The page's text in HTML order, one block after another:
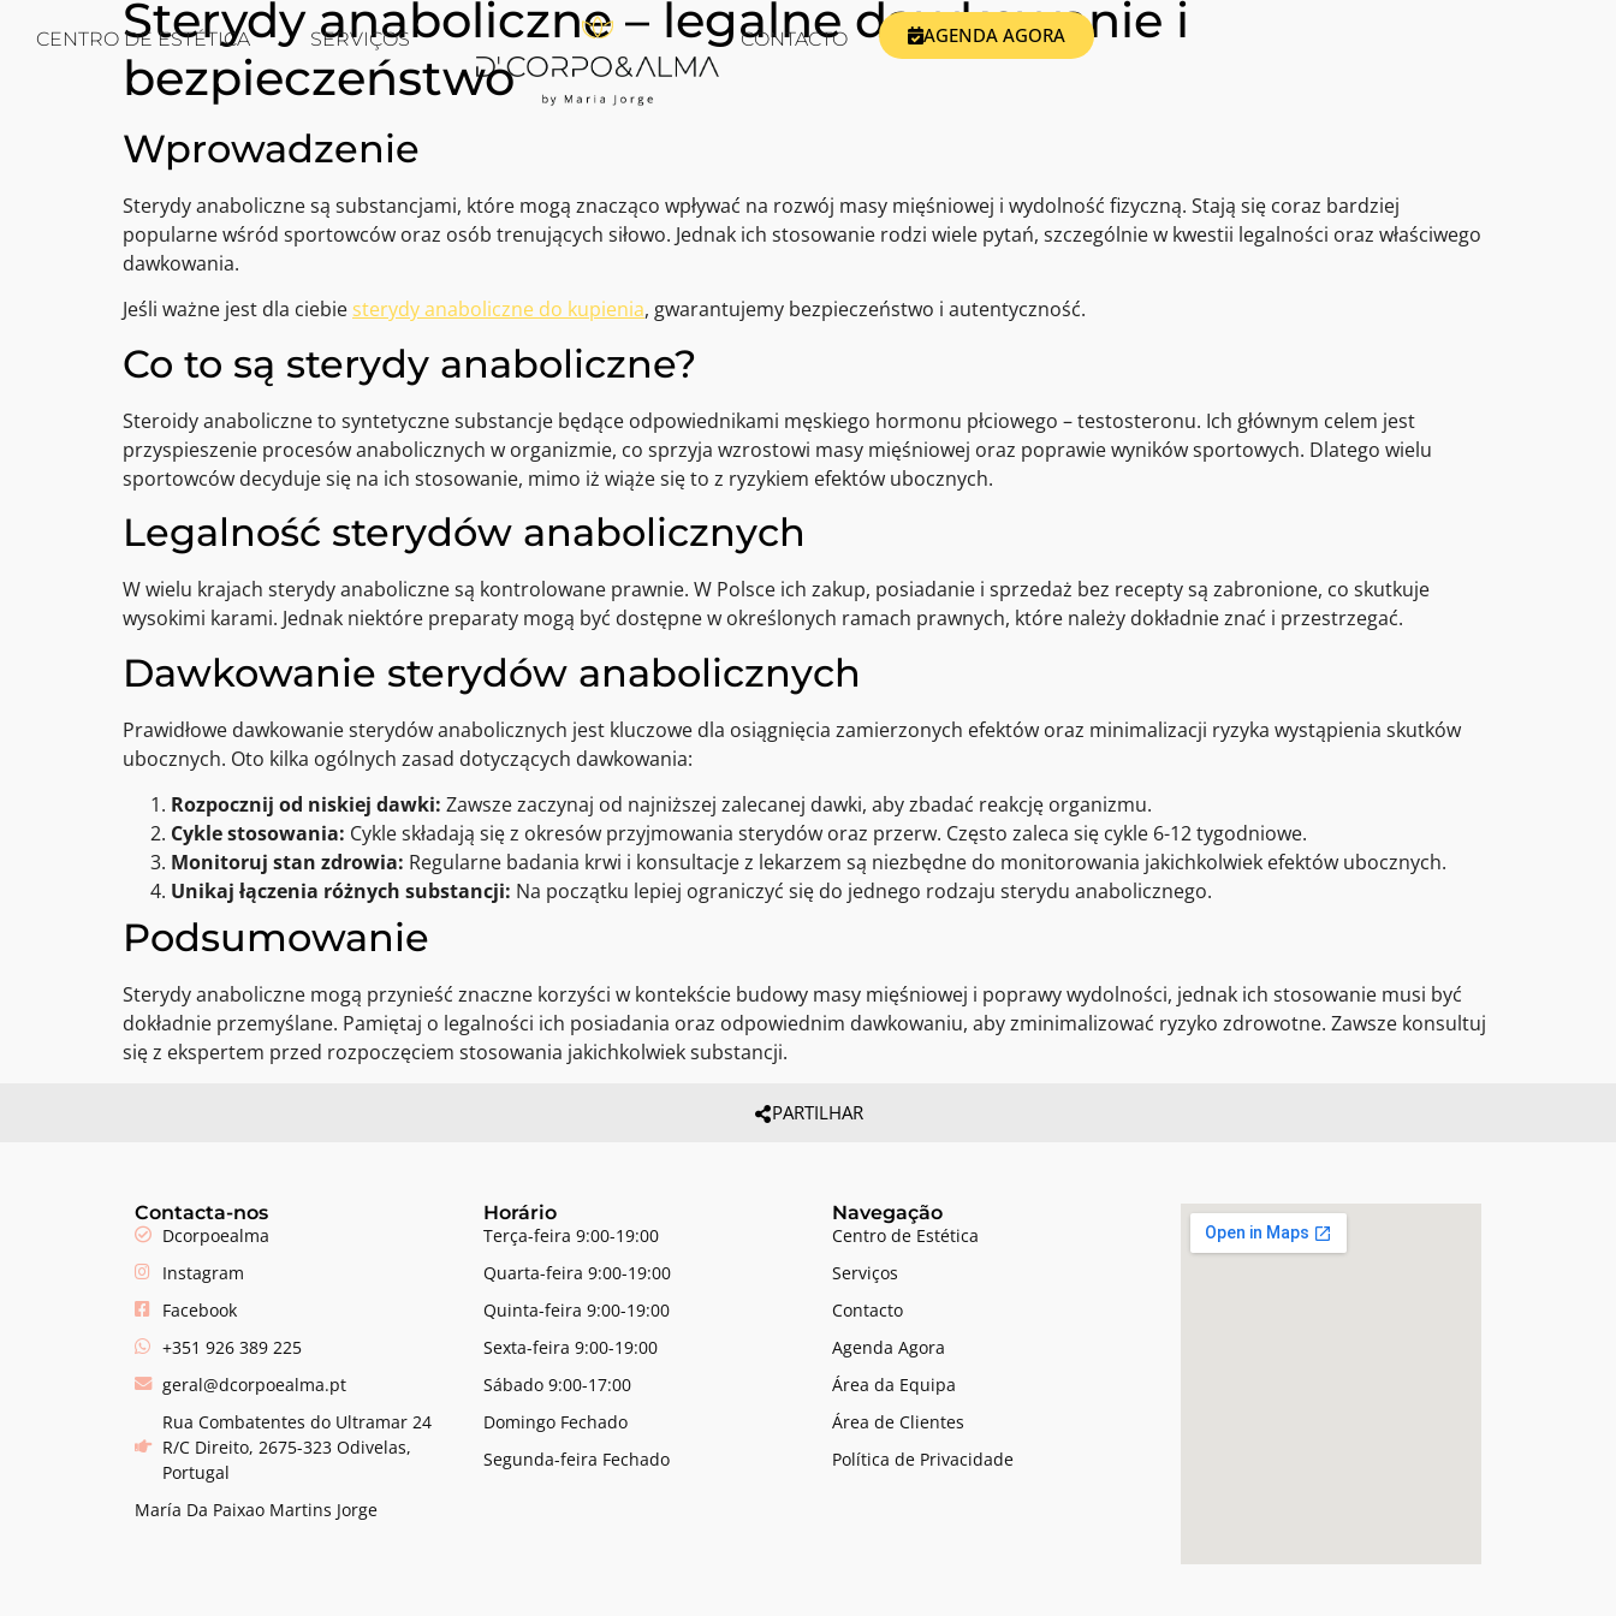
CENTRO DE ESTÉTICA SERVIÇOS CONTACTO AGENDA AGORA
Sterydy anaboliczne – legalne dawkowanie i
bezpieczeństwo
Wprowadzenie
Sterydy anaboliczne są substancjami, które mogą znacząco wpływać na rozwój masy mięśniowej i wydolność fizyczną. Stają się coraz bardziej
popularne wśród sportowców oraz osób trenujących siłowo. Jednak ich stosowanie rodzi wiele pytań, szczególnie w kwestii legalności oraz właściwego
dawkowania.
Jeśli ważne jest dla ciebie sterydy anaboliczne do kupienia, gwarantujemy bezpieczeństwo i autentyczność.
Co to są sterydy anaboliczne?
Steroidy anaboliczne to syntetyczne substancje będące odpowiednikami męskiego hormonu płciowego – testosteronu. Ich głównym celem jest
przyspieszenie procesów anabolicznych w organizmie, co sprzyja wzrostowi masy mięśniowej oraz poprawie wyników sportowych. Dlatego wielu
sportowców decyduje się na ich stosowanie, mimo iż wiąże się to z ryzykiem efektów ubocznych.
Legalność sterydów anabolicznych
W wielu krajach sterydy anaboliczne są kontrolowane prawnie. W Polsce ich zakup, posiadanie i sprzedaż bez recepty są zabronione, co skutkuje
wysokimi karami. Jednak niektóre preparaty mogą być dostępne w określonych ramach prawnych, które należy dokładnie znać i przestrzegać.
Dawkowanie sterydów anabolicznych
Prawidłowe dawkowanie sterydów anabolicznych jest kluczowe dla osiągnięcia zamierzonych efektów oraz minimalizacji ryzyka wystąpienia skutków
ubocznych. Oto kilka ogólnych zasad dotyczących dawkowania:
Rozpocznij od niskiej dawki: Zawsze zaczynaj od najniższej zalecanej dawki, aby zbadać reakcję organizmu.
Cykle stosowania: Cykle składają się z okresów przyjmowania sterydów oraz przerw. Często zaleca się cykle 6-12 tygodniowe.
Monitoruj stan zdrowia: Regularne badania krwi i konsultacje z lekarzem są niezbędne do monitorowania jakichkolwiek efektów ubocznych.
Unikaj łączenia różnych substancji: Na początku lepiej ograniczyć się do jednego rodzaju sterydu anabolicznego.
Podsumowanie
Sterydy anaboliczne mogą przynieść znaczne korzyści w kontekście budowy masy mięśniowej i poprawy wydolności, jednak ich stosowanie musi być
dokładnie przemyślane. Pamiętaj o legalności ich posiadania oraz odpowiednim dawkowaniu, aby zminimalizować ryzyko zdrowotne. Zawsze konsultuj
się z ekspertem przed rozpoczęciem stosowania jakichkolwiek substancji.
PARTILHAR
Contacta-nos
Dcorpoealma
Instagram
Facebook
+351 926 389 225
geral@dcorpoealma.pt
Rua Combatentes do Ultramar 24
R/C Direito, 2675-323 Odivelas,
Portugal
María Da Paixao Martins Jorge
Horário
Terça-feira 9:00-19:00
Quarta-feira 9:00-19:00
Quinta-feira 9:00-19:00
Sexta-feira 9:00-19:00
Sábado 9:00-17:00
Domingo Fechado
Segunda-feira Fechado
Navegação
Centro de Estética
Serviços
Contacto
Agenda Agora
Área da Equipa
Área de Clientes
Política de Privacidade